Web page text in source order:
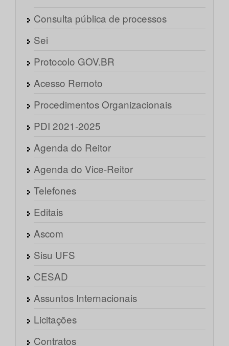
Consulta pública de processos
Sei
Protocolo GOV.BR
Acesso Remoto
Procedimentos Organizacionais
PDI 2021-2025
Agenda do Reitor
Agenda do Vice-Reitor
Telefones
Editais
Ascom
Sisu UFS
CESAD
Assuntos Internacionais
Licitações
Contratos